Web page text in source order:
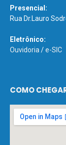
Presencial:
Rua Dr.Lauro
Eletrônico:
Ouvidoria /e-SIC
COMO